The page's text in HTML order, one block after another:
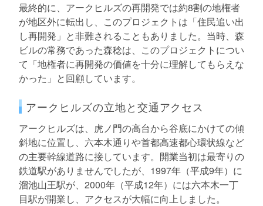
最終的に、アークヒルズの再開発では約8割の地権者
が地区外に転出し、このプロジェクトは「住民追い出
し再開発」と非難されることもありました。当時、森
ビルの常務であった森稔は、このプロジェクトについ
て「地権者に再開発の価値を十分に理解してもらえな
かった」と回顧しています。
アークヒルズの立地と交通アクセス
アークヒルズは、虎ノ門の高台から谷底にかけての傾
斜地に位置し、六本木通りや首都高速都心環状線など
の主要幹線道路に接しています。開業当初は最寄りの
鉄道駅がありませんでしたが、1997年（平成9年）に
溜池山王駅が、2000年（平成12年）には六本木一丁
目駅が開業し、アクセスが大幅に向上しました。